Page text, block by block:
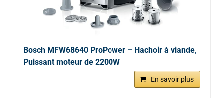
Bosch MFW68640 ProPower – Hachoir à viande,
Puissant moteur de 2200W
En savoir plus